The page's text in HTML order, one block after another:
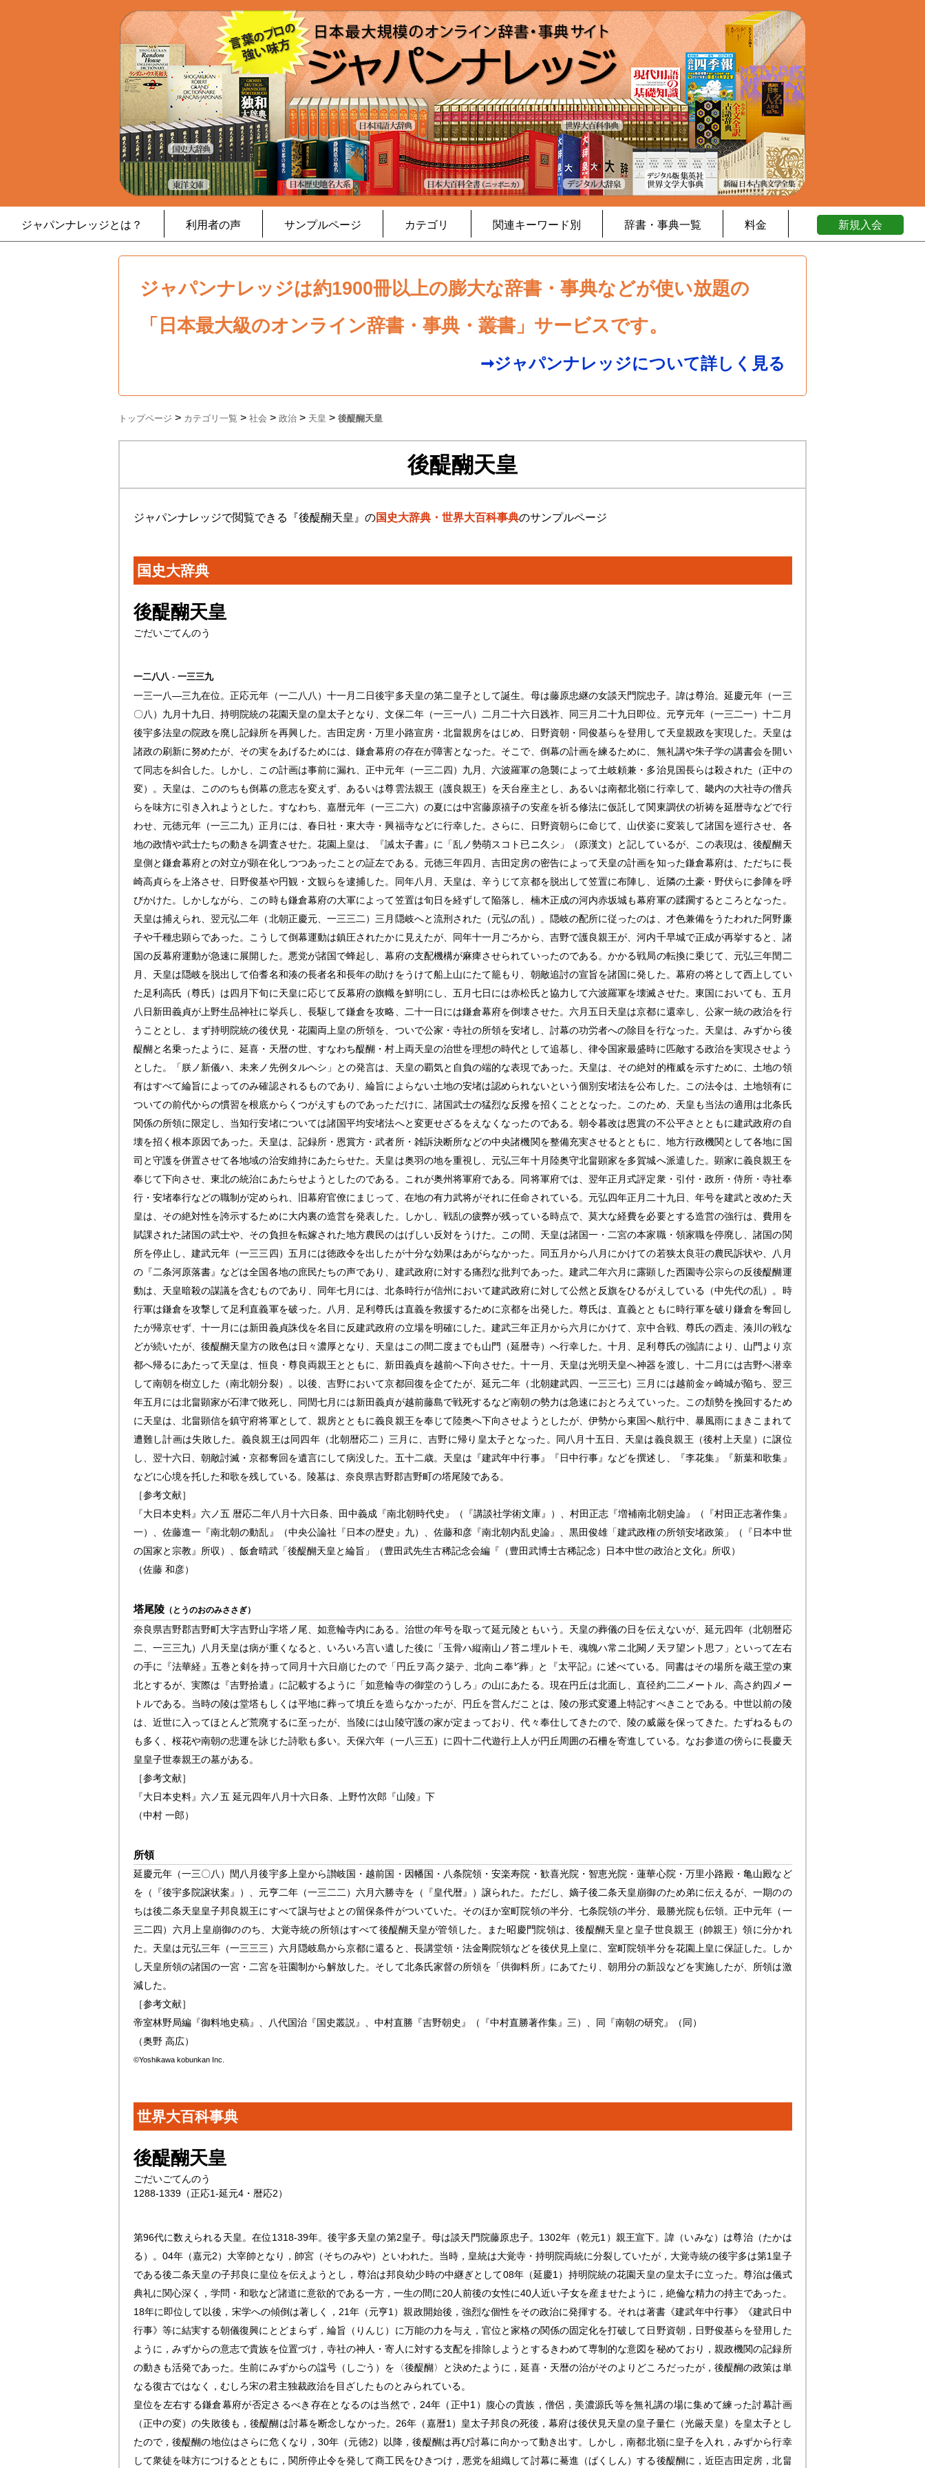
ジャパンナレッジとは？ 利用者の声 サンプルページ カテゴリ 関連キーワード別 辞書・事典一覧 料金 新規入会
ジャパンナレッジは約1900冊以上の膨大な辞書・事典などが使い放題の
「日本最大級のオンライン辞書・事典・叢書」サービスです。
➞ジャパンナレッジについて詳しく見る
トップページ > カテゴリ一覧 > 社会 > 政治 > 天皇 > 後醍醐天皇
後醍醐天皇
ジャパンナレッジで閲覧できる『後醍醐天皇』の国史大辞典・世界大百科事典のサンプルページ
国史大辞典
後醍醐天皇
ごだいごてんのう
一二八八 - 一三三九
一三一八―三九在位。正応元年（一二八八）十一月二日後宇多天皇の第二皇子として誕生。母は藤原忠継の女談天門院忠子。諱は尊治。延慶元年（一三
〇八）九月十九日、持明院統の花園天皇の皇太子となり、文保二年（一三一八）二月二十六日践祚、同三月二十九日即位。元亨元年（一三二一）十二月
後宇多法皇の院政を廃し記録所を再興した。吉田定房・万里小路宣房・北畠親房をはじめ、日野資朝・同俊基らを登用して天皇親政を実現した。天皇は
諸政の刷新に努めたが、その実をあげるためには、鎌倉幕府の存在が障害となった。そこで、倒幕の計画を練るために、無礼講や朱子学の講書会を開い
て同志を糾合した。しかし、この計画は事前に漏れ、正中元年（一三二四）九月、六波羅軍の急襲によって土岐頼兼・多治見国長らは殺された（正中の
変）。天皇は、こののちも倒幕の意志を変えず、あるいは尊雲法親王（護良親王）を天台座主とし、あるいは南都北嶺に行幸して、畿内の大社寺の僧兵
らを味方に引き入れようとした。すなわち、嘉暦元年（一三二六）の夏には中宮藤原禧子の安産を祈る修法に仮託して関東調伏の祈祷を延暦寺などで行
わせ、元徳元年（一三二九）正月には、春日社・東大寺・興福寺などに行幸した。さらに、日野資朝らに命じて、山伏姿に変装して諸国を巡行させ、各
地の政情や武士たちの動きを調査させた。花園上皇は、『誡太子書』に「乱ノ勢萌スコト已ニ久シ」（原漢文）と記しているが、この表現は、後醍醐天
皇側と鎌倉幕府との対立が顕在化しつつあったことの証左である。元徳三年四月、吉田定房の密告によって天皇の計画を知った鎌倉幕府は、ただちに長
崎高貞らを上洛させ、日野俊基や円観・文観らを逮捕した。同年八月、天皇は、辛うじて京都を脱出して笠置に布陣し、近隣の土豪・野伏らに参陣を呼
びかけた。しかしながら、この時も鎌倉幕府の大軍によって笠置は旬日を経ずして陥落し、楠木正成の河内赤坂城も幕府軍の蹂躙するところとなった。
天皇は捕えられ、翌元弘二年（北朝正慶元、一三三二）三月隠岐へと流刑された（元弘の乱）。隠岐の配所に従ったのは、才色兼備をうたわれた阿野廉
子や千種忠顕らであった。こうして倒幕運動は鎮圧されたかに見えたが、同年十一月ごろから、吉野で護良親王が、河内千早城で正成が再挙すると、諸
国の反幕府運動が急速に展開した。悪党が諸国で蜂起し、幕府の支配機構が麻痺させられていったのである。かかる戦局の転換に乗じて、元弘三年閏二
月、天皇は隠岐を脱出して伯耆名和湊の長者名和長年の助けをうけて船上山にたて籠もり、朝敵追討の宣旨を諸国に発した。幕府の将として西上してい
た足利高氏（尊氏）は四月下旬に天皇に応じて反幕府の旗幟を鮮明にし、五月七日には赤松氏と協力して六波羅軍を壊滅させた。東国においても、五月
八日新田義貞が上野生品神社に挙兵し、長駆して鎌倉を攻略、二十一日には鎌倉幕府を倒壊させた。六月五日天皇は京都に還幸し、公家一統の政治を行
うこととし、まず持明院統の後伏見・花園両上皇の所領を、ついで公家・寺社の所領を安堵し、討幕の功労者への除目を行なった。天皇は、みずから後
醍醐と名乗ったように、延喜・天暦の世、すなわち醍醐・村上両天皇の治世を理想の時代として追慕し、律令国家最盛時に匹敵する政治を実現させよう
とした。「朕ノ新儀ハ、未来ノ先例タルヘシ」との発言は、天皇の覇気と自負の端的な表現であった。天皇は、その絶対的権威を示すために、土地の領
有はすべて綸旨によってのみ確認されるものであり、綸旨によらない土地の安堵は認められないという個別安堵法を公布した。この法令は、土地領有に
ついての前代からの慣習を根底からくつがえすものであっただけに、諸国武士の猛烈な反撥を招くこととなった。このため、天皇も当法の適用は北条氏
関係の所領に限定し、当知行安堵については諸国平均安堵法へと変更せざるをえなくなったのである。朝令暮改は恩賞の不公平さとともに建武政府の自
壊を招く根本原因であった。天皇は、記録所・恩賞方・武者所・雑訴決断所などの中央諸機関を整備充実させるとともに、地方行政機関として各地に国
司と守護を併置させて各地域の治安維持にあたらせた。天皇は奥羽の地を重視し、元弘三年十月陸奥守北畠顕家を多賀城へ派遣した。顕家に義良親王を
奉じて下向させ、東北の統治にあたらせようとしたのである。これが奥州将軍府である。同将軍府では、翌年正月式評定衆・引付・政所・侍所・寺社奉
行・安堵奉行などの職制が定められ、旧幕府官僚にまじって、在地の有力武将がそれに任命されている。元弘四年正月二十九日、年号を建武と改めた天
皇は、その絶対性を誇示するために大内裏の造営を発表した。しかし、戦乱の疲弊が残っている時点で、莫大な経費を必要とする造営の強行は、費用を
賦課された諸国の武士や、その負担を転嫁された地方農民のはげしい反対をうけた。この間、天皇は諸国一・二宮の本家職・領家職を停廃し、諸国の関
所を停止し、建武元年（一三三四）五月には徳政令を出したが十分な効果はあがらなかった。同五月から八月にかけての若狭太良荘の農民訴状や、八月
の『二条河原落書』などは全国各地の庶民たちの声であり、建武政府に対する痛烈な批判であった。建武二年六月に露顕した西園寺公宗らの反後醍醐運
動は、天皇暗殺の謀議を含むものであり、同年七月には、北条時行が信州において建武政府に対して公然と反旗をひるがえしている（中先代の乱）。時
行軍は鎌倉を攻撃して足利直義軍を破った。八月、足利尊氏は直義を救援するために京都を出発した。尊氏は、直義とともに時行軍を破り鎌倉を奪回し
たが帰京せず、十一月には新田義貞誅伐を名目に反建武政府の立場を明確にした。建武三年正月から六月にかけて、京中合戦、尊氏の西走、湊川の戦な
どが続いたが、後醍醐天皇方の敗色は日々濃厚となり、天皇はこの間二度までも山門（延暦寺）へ行幸した。十月、足利尊氏の強請により、山門より京
都へ帰るにあたって天皇は、恒良・尊良両親王とともに、新田義貞を越前へ下向させた。十一月、天皇は光明天皇へ神器を渡し、十二月には吉野へ潜幸
して南朝を樹立した（南北朝分裂）。以後、吉野において京都回復を企てたが、延元二年（北朝建武四、一三三七）三月には越前金ヶ崎城が陥ち、翌三
年五月には北畠顕家が石津で敗死し、同閏七月には新田義貞が越前藤島で戦死するなど南朝の勢力は急速におとろえていった。この頽勢を挽回するため
に天皇は、北畠顕信を鎮守府将軍として、親房とともに義良親王を奉じて陸奥へ下向させようとしたが、伊勢から東国へ航行中、暴風雨にまきこまれて
遭難し計画は失敗した。義良親王は同四年（北朝暦応二）三月に、吉野に帰り皇太子となった。同八月十五日、天皇は義良親王（後村上天皇）に譲位
し、翌十六日、朝敵討滅・京都奪回を遺言にして病没した。五十二歳。天皇は『建武年中行事』『日中行事』などを撰述し、『李花集』『新葉和歌集』
などに心境を托した和歌を残している。陵墓は、奈良県吉野郡吉野町の塔尾陵である。
［参考文献］
『大日本史料』六ノ五 暦応二年八月十六日条、田中義成『南北朝時代史』（『講談社学術文庫』）、村田正志『増補南北朝史論』（『村田正志著作集』
一）、佐藤進一『南北朝の動乱』（中央公論社『日本の歴史』九）、佐藤和彦『南北朝内乱史論』、黒田俊雄「建武政権の所領安堵政策」（『日本中世
の国家と宗教』所収）、飯倉晴武「後醍醐天皇と綸旨」（豊田武先生古稀記念会編『（豊田武博士古稀記念）日本中世の政治と文化』所収）
（佐藤 和彦）
塔尾陵（とうのおのみささぎ）
奈良県吉野郡吉野町大字吉野山字塔ノ尾、如意輪寺内にある。治世の年号を取って延元陵ともいう。天皇の葬儀の日を伝えないが、延元四年（北朝暦応
二、一三三九）八月天皇は病が重くなると、いろいろ言い遺した後に「玉骨ハ縦南山ノ苔ニ埋ルトモ、魂魄ハ常ニ北闕ノ天ヲ望ント思フ」といって左右
の手に『法華経』五巻と剣を持って同月十六日崩じたので「円丘ヲ高ク築テ、北向ニ奉 葬」と『太平記』に述べている。同書はその場所を蔵王堂の東
北とするが、実際は『吉野拾遺』に記載するように「如意輪寺の御堂のうしろ」の山にあたる。現在円丘は北面し、直径約二二メートル、高さ約四メー
トルである。当時の陵は堂塔もしくは平地に葬って墳丘を造らなかったが、円丘を営んだことは、陵の形式変遷上特記すべきことである。中世以前の陵
は、近世に入ってほとんど荒廃するに至ったが、当陵には山陵守護の家が定まっており、代々奉仕してきたので、陵の威厳を保ってきた。たずねるもの
も多く、桜花や南朝の悲運を詠じた詩歌も多い。天保六年（一八三五）に四十二代遊行上人が円丘周囲の石柵を寄進している。なお参道の傍らに長慶天
皇皇子世泰親王の墓がある。
［参考文献］
『大日本史料』六ノ五 延元四年八月十六日条、上野竹次郎『山陵』下
（中村 一郎）
所領
延慶元年（一三〇八）閏八月後宇多上皇から讃岐国・越前国・因幡国・八条院領・安楽寿院・歓喜光院・智恵光院・蓮華心院・万里小路殿・亀山殿など
を（『後宇多院譲状案』）、元亨二年（一三二二）六月六勝寺を（『皇代暦』）譲られた。ただし、嫡子後二条天皇崩御のため弟に伝えるが、一期のの
ちは後二条天皇皇子邦良親王にすべて譲与せよとの留保条件がついていた。そのほか室町院領の半分、七条院領の半分、最勝光院も伝領。正中元年（一
三二四）六月上皇崩御ののち、大覚寺統の所領はすべて後醍醐天皇が管領した。また昭慶門院領は、後醍醐天皇と皇子世良親王（帥親王）領に分かれ
た。天皇は元弘三年（一三三三）六月隠岐島から京都に還ると、長講堂領・法金剛院領などを後伏見上皇に、室町院領半分を花園上皇に保証した。しか
し天皇所領の諸国の一宮・二宮を荘園制から解放した。そして北条氏家督の所領を「供御料所」にあてたり、朝用分の新設などを実施したが、所領は激
減した。
［参考文献］
帝室林野局編『御料地史稿』、八代国治『国史叢説』、中村直勝『吉野朝史』（『中村直勝著作集』三）、同『南朝の研究』（同）
（奥野 高広）
©Yoshikawa kobunkan Inc.
世界大百科事典
後醍醐天皇
ごだいごてんのう
1288-1339（正応1-延元4・暦応2）
第96代に数えられる天皇。在位1318-39年。後宇多天皇の第2皇子。母は談天門院藤原忠子。1302年（乾元1）親王宣下。諱（いみな）は尊治（たかは
る）。04年（嘉元2）大宰帥となり，帥宮（そちのみや）といわれた。当時，皇統は大覚寺・持明院両統に分裂していたが，大覚寺統の後宇多は第1皇子
である後二条天皇の子邦良に皇位を伝えようとし，尊治は邦良幼少時の中継ぎとして08年（延慶1）持明院統の花園天皇の皇太子に立った。尊治は儀式
典礼に関心深く，学問・和歌など諸道に意欲的である一方，一生の間に20人前後の女性に40人近い子女を産ませたように，絶倫な精力の持主であった。
18年に即位して以後，宋学への傾倒は著しく，21年（元亨1）親政開始後，強烈な個性をその政治に発揮する。それは著書《建武年中行事》《建武日中
行事》等に結実する朝儀復興にとどまらず，綸旨（りんじ）に万能の力を与え，官位と家格の関係の固定化を打破して日野資朝，日野俊基らを登用した
ように，みずからの意志で貴族を位置づけ，寺社の神人・寄人に対する支配を排除しようとするきわめて専制的な意図を秘めており，親政機関の記録所
の動きも活発であった。生前にみずからの諡号（しごう）を〈後醍醐〉と決めたように，延喜・天暦の治がそのよりどころだったが，後醍醐の政策は単
なる復古ではなく，むしろ宋の君主独裁政治を目ざしたものとみられている。
皇位を左右する鎌倉幕府が否定さるべき存在となるのは当然で，24年（正中1）腹心の貴族，僧侶，美濃源氏等を無礼講の場に集めて練った討幕計画
（正中の変）の失敗後も，後醍醐は討幕を断念しなかった。26年（嘉暦1）皇太子邦良の死後，幕府は後伏見天皇の皇子量仁（光厳天皇）を皇太子とし
たので，後醍醐の地位はさらに危くなり，30年（元徳2）以降，後醍醐は再び討幕に向かって動き出す。しかし，南都北嶺に皇子を入れ，みずから行幸
して衆徒を味方につけるとともに，関所停止令を発して商工民をひきつけ，悪党を組織して討幕に驀進（ばくしん）する後醍醐に，近臣吉田定房，北畠